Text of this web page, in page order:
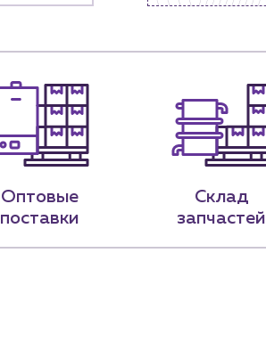
Оптовые
поставки
Склад
запчастей